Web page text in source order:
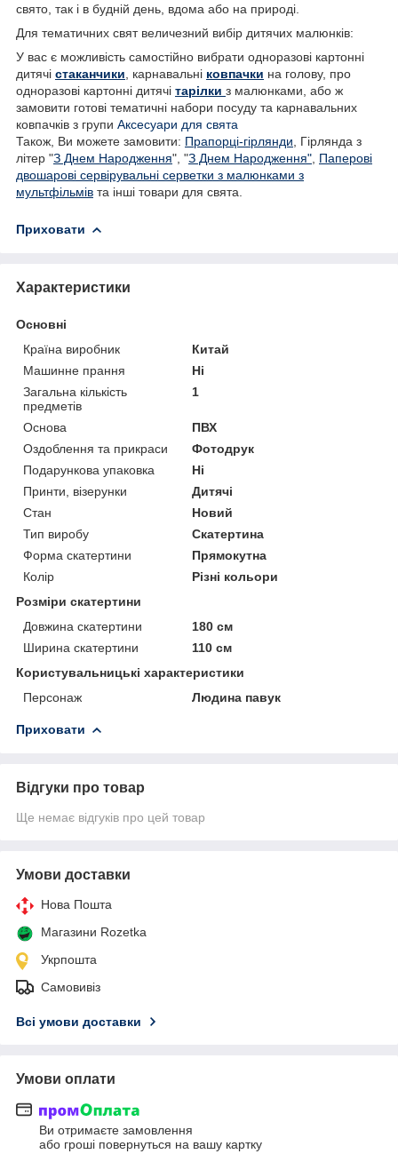
свято, так і в будній день, вдома або на природі.
Для тематичних свят величезний вибір дитячих малюнків:
У вас є можливість самостійно вибрати одноразові картонні
дитячі стаканчики , карнавальні ковпачки на голову, про
одноразові картонні дитячі тарілки з малюнками, або ж
замовити готові тематичні набори посуду та карнавальних
ковпачків з групи Аксесуари для свята
Також, Ви можете замовити: Прапорці-гірлянди , Гірлянда з
літер "З Днем Народження", "З Днем Народження" Паперові
двошарові сервірувальні серветки з малюнками з
мультфільмів та інші товари для свята.
Приховати
Характеристики
Основні
Країна виробник
Китай
Машинне прання
Ні
Загальна кількість
предметів
1
Основа
ПВХ
Оздоблення та прикраси
Фотодрук
Подарункова упаковка
Ні
Принти, візерунки
Дитячі
Стан
Новий
Тип виробу
Скатертина
Форма скатертини
Прямокутна
Колір
Різні кольори
Розміри скатертини
Довжина скатертини
180 см
Ширина скатертини
110 см
Користувальницькі характеристики
Персонаж
Людина павук
Приховати
Відгуки про товар
Ще немає відгуків про цей товар
Умови доставки
Нова Пошта
Магазини Rozetka
Укрпошта
Самовивіз
Всі умови доставки
Умови оплати
Ви отримаєте замовлення
або гроші повернуться на вашу картку